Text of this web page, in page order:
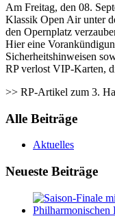
Am Freitag, den 08.
Klassik Open Air unter
den Opernplatz
Hier eine
Sicherheitshinweisen
RP verlost VIP-Karten,
>> RP-Artikel zum 3.
Alle Beiträge
Aktuelles
Neueste Beiträge